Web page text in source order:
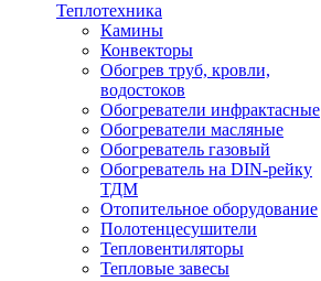
Теплотехника
Камины
Конвекторы
Обогрев труб, кровли,
водостоков
Обогреватели инфрактасные
Обогреватели масляные
Обогреватель газовый
Обогреватель на DIN-рейку
ТДМ
Отопительное оборудование
Полотенцесушители
Тепловентиляторы
Тепловые завесы